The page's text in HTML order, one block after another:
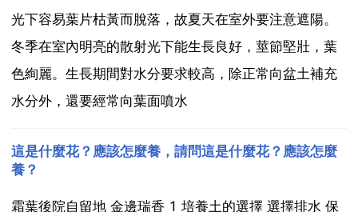
光下容易葉片枯黃而脫落，故夏天在室外要注意遮陽。
冬季在室內明亮的散射光下能生長良好，莖節堅壯，葉
色絢麗。生長期間對水分要求較高，除正常向盆土補充
水分外，還要經常向葉面噴水
這是什麼花？應該怎麼養，請問這是什麼花？應該怎麼
養？
霜葉後院自留地 金邊瑞香 1 培養土的選擇 選擇排水 保